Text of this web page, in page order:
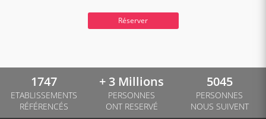
Réserver
1747
ETABLISSEMENTS
RÉFÉRENCÉS
+ 3 Millions
PERSONNES
ONT RESERVÉ
5045
PERSONNES
NOUS SUIVENT